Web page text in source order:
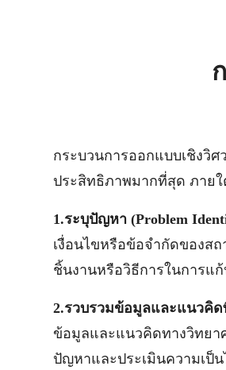
กระบวนการออกแบบเชิงวิ
ประสิทธิภาพมากที่สุด ภาย
1.ระบุปัญหา (Problem
เงื่อนไขหรือข้อจำกัดของส
ชิ้นงานหรือวิธีการในการแ
2.รวบรวมข้อมูลและแนวคิ
ข้อมูลและแนวคิดทางวิทยา
ปัญหาและประเมินความเป็